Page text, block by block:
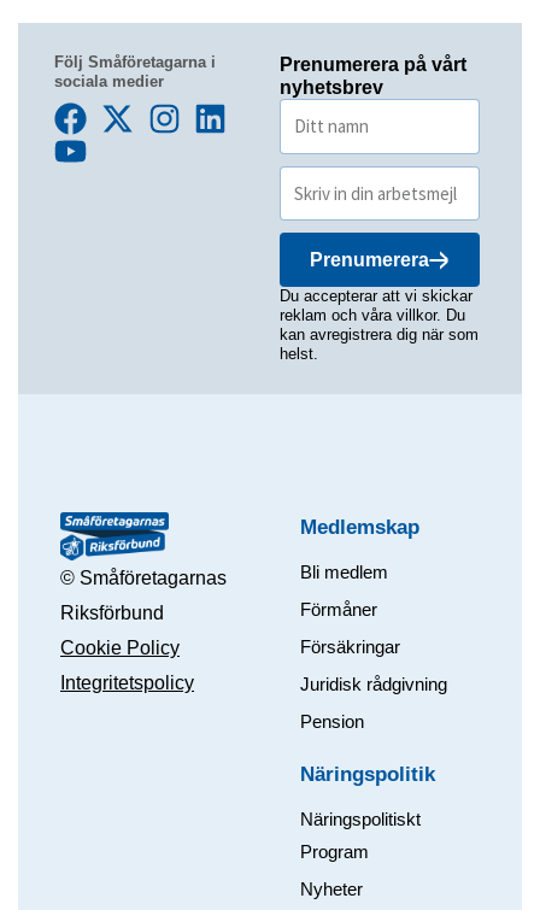
Följ Småföretagarna i
sociala medier
Prenumerera på vårt
nyhetsbrev
Prenumerera
Du accepterar att vi skickar
reklam och våra villkor. Du
kan avregistrera dig när som
helst.
© Småföretagarnas
Riksförbund
Cookie Policy
Integritetspolicy
Medlemskap
Bli medlem
Förmåner
Försäkringar
Juridisk rådgivning
Pension
Näringspolitik
Näringspolitiskt
Program
Nyheter